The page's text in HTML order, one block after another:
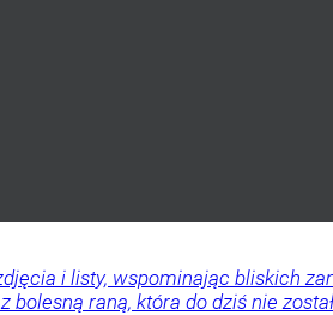
i listy, wspominając bliskich
raną, która do dziś nie